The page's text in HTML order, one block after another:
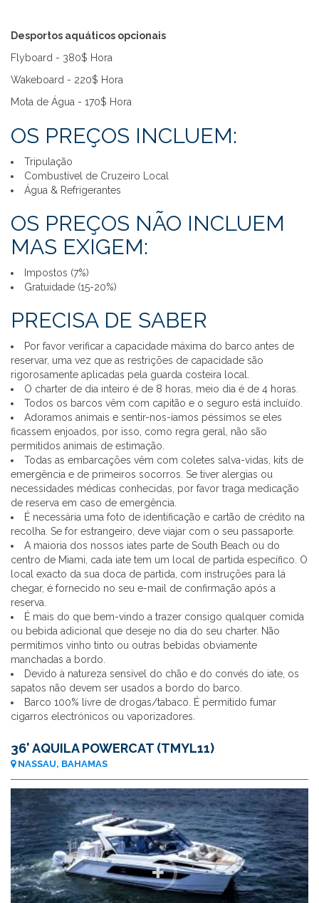
Desportos aquáticos opcionais
Flyboard - 380$ Hora
Wakeboard - 220$ Hora
Mota de Água - 170$ Hora
OS PREÇOS INCLUEM:
Tripulação
Combustível de Cruzeiro Local
Água & Refrigerantes
OS PREÇOS NÃO INCLUEM
MAS EXIGEM:
Impostos (7%)
Gratuidade (15-20%)
PRECISA DE SABER
Por favor verificar a capacidade máxima do barco antes de
reservar, uma vez que as restrições de capacidade são
rigorosamente aplicadas pela guarda costeira local.
O charter de dia inteiro é de 8 horas, meio dia é de 4 horas.
Todos os barcos vêm com capitão e o seguro está incluído.
Adoramos animais e sentir-nos-íamos péssimos se eles
ficassem enjoados, por isso, como regra geral, não são
permitidos animais de estimação.
Todas as embarcações vêm com coletes salva-vidas, kits de
emergência e de primeiros socorros. Se tiver alergias ou
necessidades médicas conhecidas, por favor traga medicação
de reserva em caso de emergência.
É necessária uma foto de identificação e cartão de crédito na
recolha. Se for estrangeiro, deve viajar com o seu passaporte.
A maioria dos nossos iates parte de South Beach ou do
centro de Miami, cada iate tem um local de partida específico. O
local exacto da sua doca de partida, com instruções para lá
chegar, é fornecido no seu e-mail de confirmação após a
reserva.
É mais do que bem-vindo a trazer consigo qualquer comida
ou bebida adicional que deseje no dia do seu charter. Não
permitimos vinho tinto ou outras bebidas obviamente
manchadas a bordo.
Devido à natureza sensível do chão e do convés do iate, os
sapatos não devem ser usados a bordo do barco.
Barco 100% livre de drogas/tabaco. É permitido fumar
cigarros electrónicos ou vaporizadores.
36' AQUILA POWERCAT (TMYL11)
NASSAU, BAHAMAS